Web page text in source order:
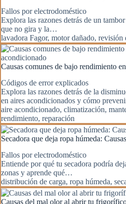
Fallos por electrodoméstico
Explora las razones detrás de un
que no gira y la…
lavadora Fagor, motor dañado, revisión
Causas comunes de bajo rendimiento
Códigos de error explicados
Explora las razones detrás de la
en aires acondicionados y cómo
aire acondicionado, climatización,
rendimiento, reparación
Secadora que deja ropa húmeda:
Fallos por electrodoméstico
Entiende por qué tu secadora podría
zonas y aprende qué…
distribución de carga, ropa húmeda,
Causas del mal olor al abrir tu